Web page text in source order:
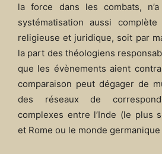
la force dans les combats,
systématisation aussi
religieuse et juridique, soit par
la part des théologiens
que les évènements aient
comparaison peut dégager de
des réseaux de
complexes entre l’Inde (le plus
et Rome ou le monde